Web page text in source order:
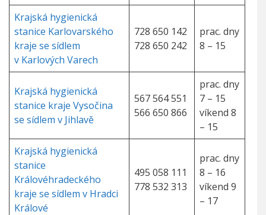
Krajská hygienická
stanice Karlovarského
kraje se sídlem
v Karlových Varech
728 650 142
728 650 242
prac. dny
8 – 15
Krajská hygienická
stanice kraje Vysočina
se sídlem v Jihlavě
567 564 551
566 650 866
prac. dny
7 – 15
víkend 8
– 15
Krajská hygienická
stanice
Královéhradeckého
kraje se sídlem v Hradci
Králové
495 058 111
778 532 313
prac. dny
8 – 16
víkend 9
– 17